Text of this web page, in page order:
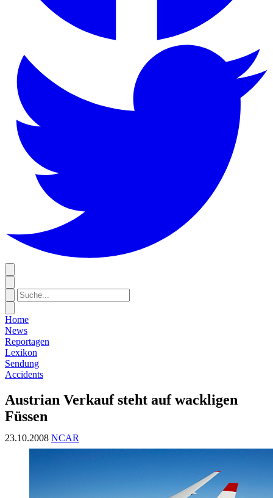
Home
News
Reportagen
Lexikon
Sendung
Accidents
Austrian Verkauf steht auf wackligen
Füssen
23.10.2008 NCAR